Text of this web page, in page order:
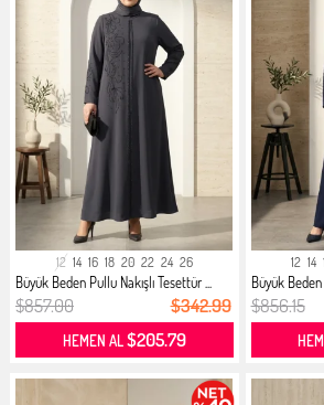
12 14 16 18 20 22 24 26
Büyük Beden Pullu Nakışlı Tesettür ...
$857.00 $342.99
HEMEN AL$205.79
12 14
Büyük Beden
$856.15